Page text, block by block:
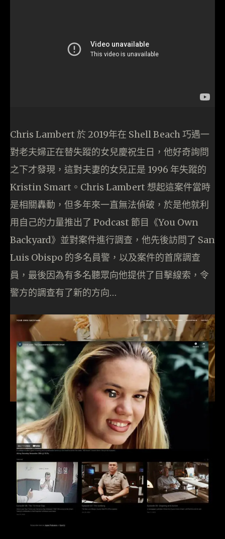
Chris Lambert 於 2019年在 Shell Beach 巧遇一
對老夫婦正在替失蹤的女兒慶祝生日，他好奇詢問
之下才發現，這對夫妻的女兒正是 1996 年失蹤的
Kristin Smart。Chris Lambert 想起這案件當時
是相關轟動，但多年來一直無法偵破，於是他就利
用自己的力量推出了 Podcast 節目《You Own
Backyard》並對案件進行調查，他先後訪問了 San
Luis Obispo 的多名員警，以及案件的首席調查
員，最後因為有多名聽眾向他提供了目擊線索，令
警方的調查有了新的方向…